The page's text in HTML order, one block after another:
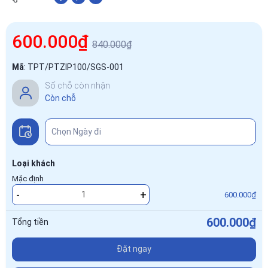
600.000₫ 840.000₫
Mã: TPT/PTZIP100/SGS-001
Số chỗ còn nhận
Còn chỗ
Loại khách
Mặc định
- + 600.000₫
Tổng tiền 600.000₫
Đặt ngay